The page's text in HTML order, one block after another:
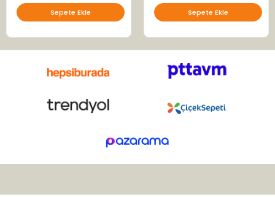
Sepete Ekle Sepete Ekle